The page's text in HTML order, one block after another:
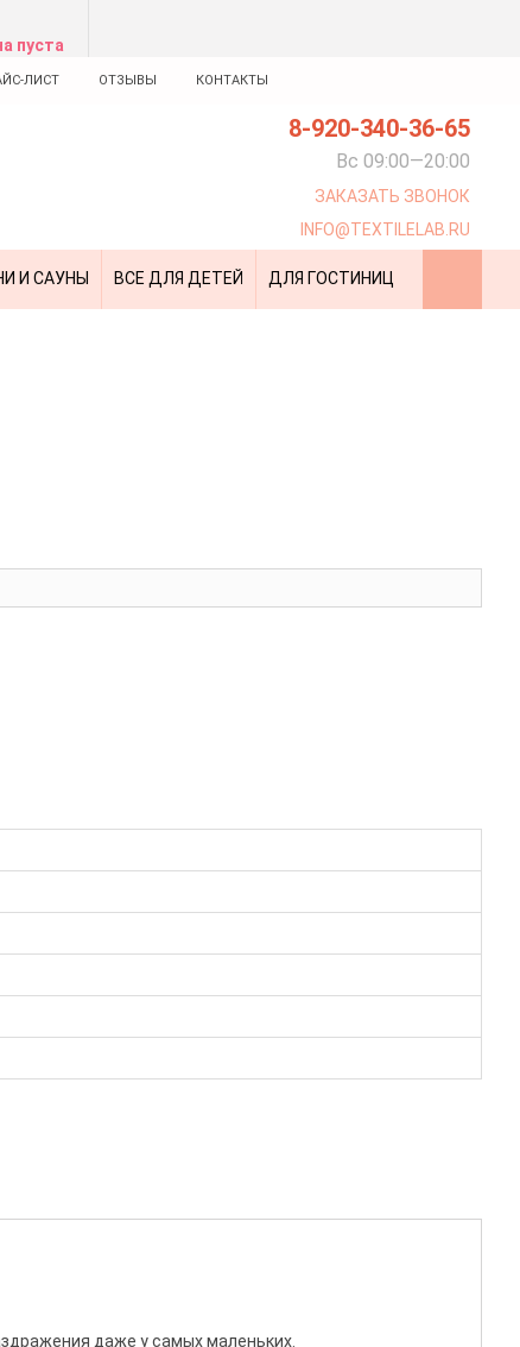
пуста
ЛИСТ ОТЗЫВЫ КОНТАКТЫ
8-920-340-36-65
Вс 09:00—20:00
ЗАКАЗАТЬ ЗВОНОК
INFO@TEXTILELAB.RU
И САУНЫ ВСЕ ДЛЯ ДЕТЕЙ ДЛЯ ГОСТИНИЦ
даже у самых маленьких.